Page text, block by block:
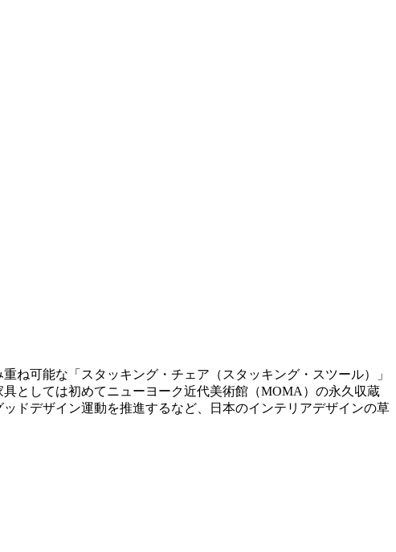
ね可能な「スタッキング・チェア（スタッキング・スツール）」
としては初めてニューヨーク近代美術館（MOMA）の永久収蔵
ドデザイン運動を推進するなど、日本のインテリアデザインの草